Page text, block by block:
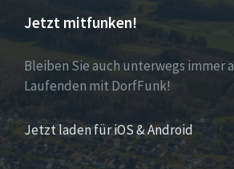
Jetzt mitfunken!
Bleiben Sie auch unterwegs immer
Laufenden mit DorfFunk!
Jetzt laden für iOS & Android